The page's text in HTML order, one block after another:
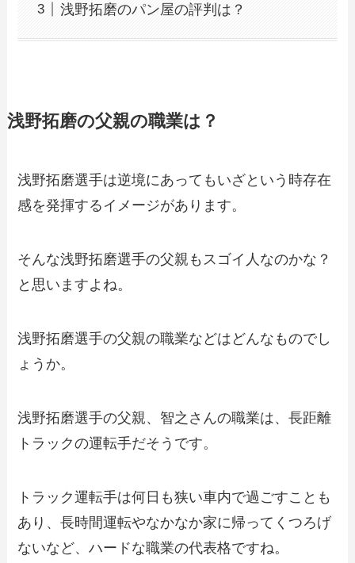
浅野拓磨のパン屋の評判は？
浅野拓磨の父親の職業は？
浅野拓磨選手は逆境にあってもいざという時存在
感を発揮するイメージがあります。
そんな浅野拓磨選手の父親もスゴイ人なのかな？
と思いますよね。
浅野拓磨選手の父親の職業などはどんなものでし
ょうか。
浅野拓磨選手の父親、智之さんの職業は、長距離
トラックの運転手だそうです。
トラック運転手は何日も狭い車内で過ごすことも
あり、長時間運転やなかなか家に帰ってくつろげ
ないなど、ハードな職業の代表格ですね。